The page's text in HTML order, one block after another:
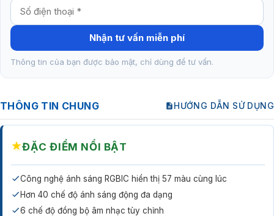
Nhận tư vấn miễn phí
Thông tin của bạn được bảo mật, chỉ dùng để tư vấn.
THÔNG TIN CHUNG HƯỚNG DẪN SỬ DỤNG
★ĐẶC ĐIỂM NỔI BẬT
Công nghệ ánh sáng RGBIC hiển thị 57 màu cùng lúc
Hơn 40 chế độ ánh sáng động đa dạng
6 chế độ đồng bộ âm nhạc tùy chỉnh